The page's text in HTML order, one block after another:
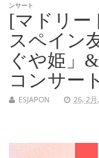
ンサート
[マドリー
スペイン
ぐや姫」
コンサート
ESJAPON 26, 2